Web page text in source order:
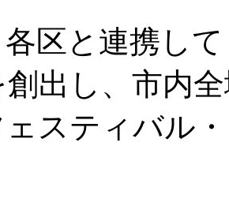
各区と連携し
創出し、市内
ェスティバル